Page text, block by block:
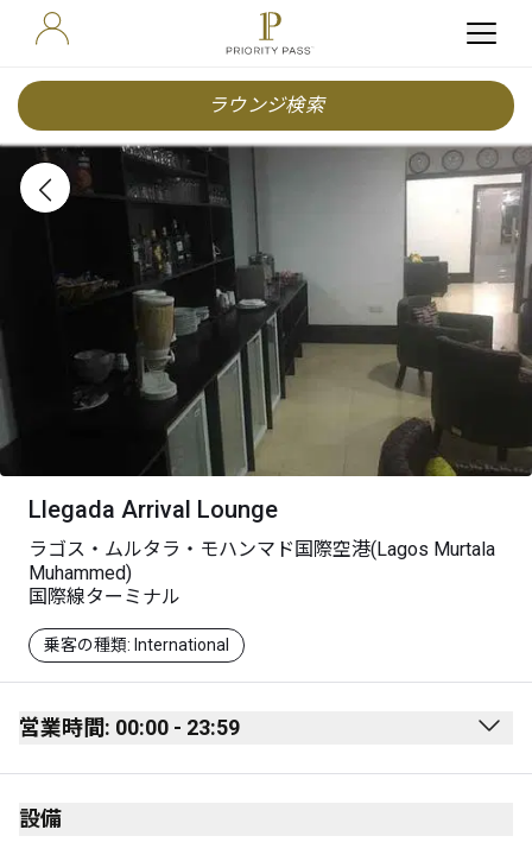
ラウンジ検索
Llegada Arrival Lounge
ラゴス・ムルタラ・モハンマド国際空港(Lagos Murtala
Muhammed)
国際線ターミナル
乗客の種類: International
営業時間: 00:00 - 23:59
Monday 00:00 - 23:59
Tuesday
設備